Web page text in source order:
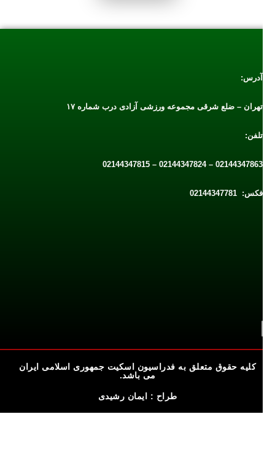
آدرس:
تهران – ضلع شرقی مجموعه ورزشی آزادی درب شماره ۱۷
تلفن:
02144347863 – 02144347824 – 02144347815
فکس: 02144347781
کلیه حقوق متعلق به فدراسیون اسکیت جمهوری اسلامی ایران
می باشد.
طراح : ایمان رشیدی